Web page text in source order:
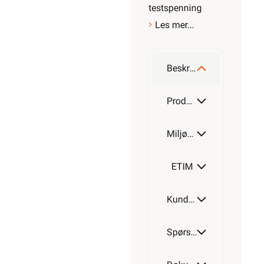
testspenning
Les mer...
Beskrivelse
Produktdetaljer
Miljøparametere
ETIM
Kundeomtale
Spørsmål og svar